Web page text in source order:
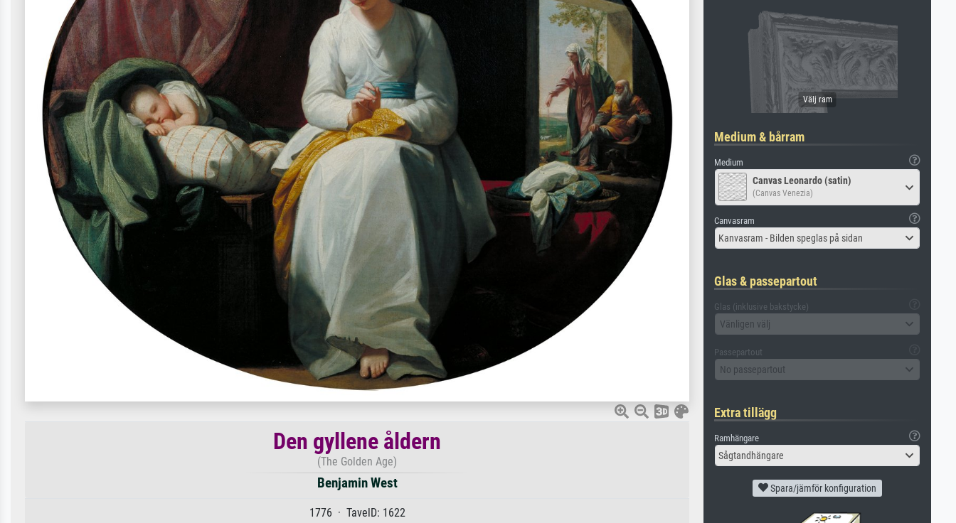
Den gyllene åldern
(The Golden Age)
Benjamin West
1776 · TavelD: 1622
Medium & bårram
Medium
Canvas Leonardo (satin)
(Canvas Venezia)
Canvasram
Kanvasram - Bilden speglas på sidan
Glas & passepartout
Glas (inklusive bakstycke)
Vänligen välj
Passepartout
No passepartout
Extra tillägg
Ramhängare
Sågtandhängare
Spara/jämför konfiguration